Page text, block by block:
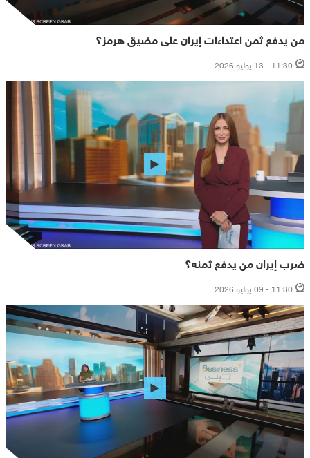
من يدفع ثمن اعتداءات إيران على مضيق هرمز؟
11:30 - 13 يوليو 2026
ضرب إيران من يدفع ثمنه؟
11:30 - 09 يوليو 2026